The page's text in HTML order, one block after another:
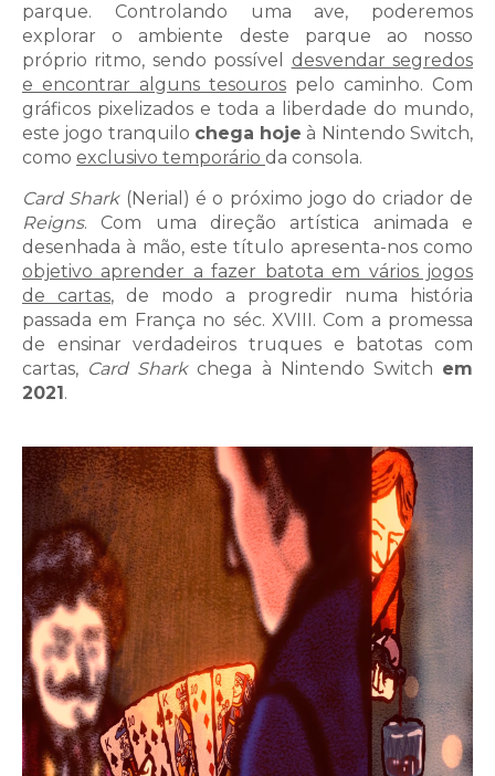
parque. Controlando uma ave, poderemos
explorar o ambiente deste parque ao nosso
próprio ritmo, sendo possível desvendar segredos
e encontrar alguns tesouros pelo caminho. Com
gráficos pixelizados e toda a liberdade do mundo,
este jogo tranquilo chega hoje à Nintendo Switch,
como exclusivo temporário da consola.
Card Shark(Nerial) é o próximo jogo do criador de
Reigns. Com uma direção artística animada e
desenhada à mão, este título apresenta-nos como
objetivo aprender a fazer batota em vários jogos
de cartas, de modo a progredir numa história
passada em França no séc. XVIII. Com a promessa
de ensinar verdadeiros truques e batotas com
cartas, Card Sharkchega à Nintendo Switch em
2021 .